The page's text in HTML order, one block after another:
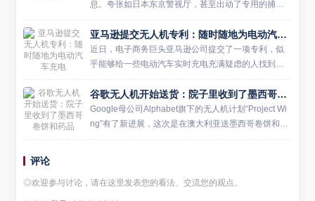
息。夸张如日本东京警视厅，甚至出动了专用的捕捉
网，用来限制那些无照飞行的无人机。其实，这样的
做法也是无可厚非的，毕竟无人机所可能会具有的危
害的确不少。 往大了...
亚马逊提交无人机专利：随时随地为电动汽车充电
近日，电子商务巨头亚马逊公司提交了一项专利，似
乎能够给一些电动汽车实时充电充满疑虑的人找到答
案，而且相比于其他解决方案，亚马逊的最新专利听
上去更实用，也更为科学。根据这份最新申请的专利
描述，亚马逊这款无人...
谷歌无人机开始送货：院子里收到了墨西哥卷饼和药品
Google母公司Alphabet旗下的无人机计划“Project Wi
ng”有了新进展，这次是在澳大利亚送墨西哥卷饼和药
品。 10月17日，Project Wing的项目联合负责人Jame
评论
◎欢迎参与讨论，请在这里发表您的看法、交流您的观点。